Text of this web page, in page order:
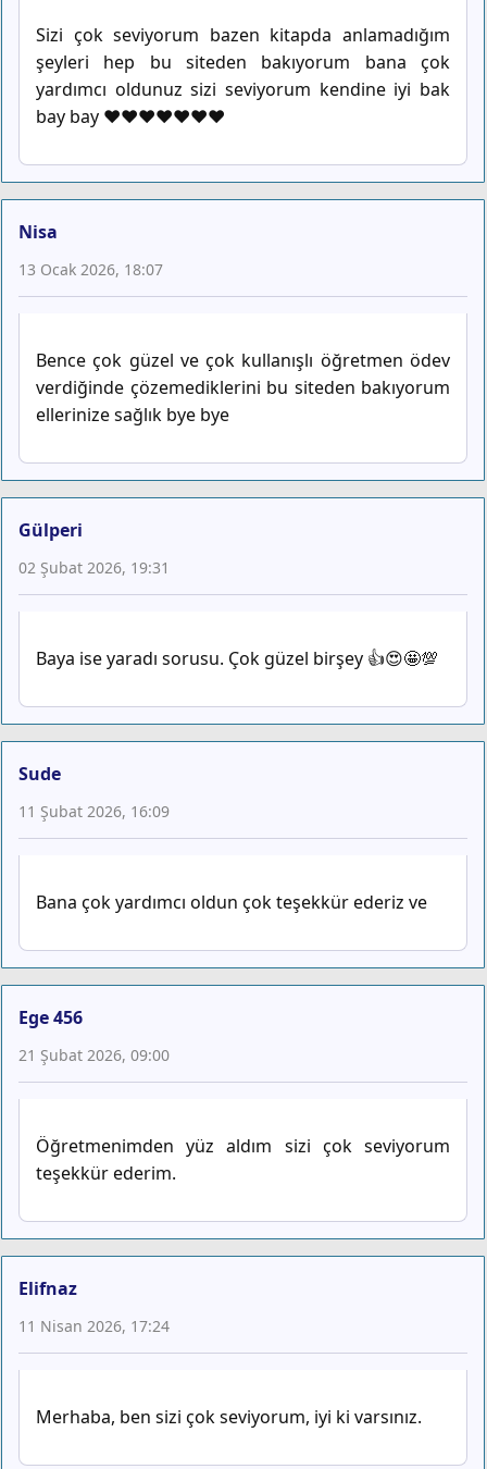
Sizi çok seviyorum bazen kitapda anlamadığım
şeyleri hep bu siteden bakıyorum bana çok
yardımcı oldunuz sizi seviyorum kendine iyi bak
bay bay ♥️♥️♥️♥️♥️♥️♥️
Nisa
13 Ocak 2026, 18:07
Bence çok güzel ve çok kullanışlı öğretmen ödev
verdiğinde çözemediklerini bu siteden bakıyorum
ellerinize sağlık bye bye
Gülperi
02 Şubat 2026, 19:31
Baya ise yaradı sorusu. Çok güzel birşey 👍😍🤩💯
Sude
11 Şubat 2026, 16:09
Bana çok yardımcı oldun çok teşekkür ederiz ve
Ege 456
21 Şubat 2026, 09:00
Öğretmenimden yüz aldım sizi çok seviyorum
teşekkür ederim.
Elifnaz
11 Nisan 2026, 17:24
Merhaba, ben sizi çok seviyorum, iyi ki varsınız.